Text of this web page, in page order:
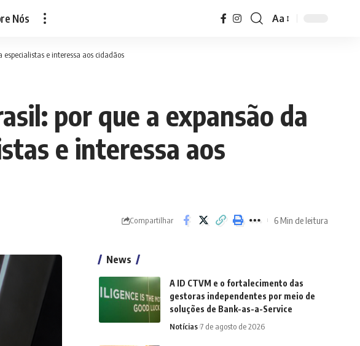
Nós
Font
Aa
e interessa aos cidadãos
por que a expansão da
e interessa aos
Compartilhar 6 Min de leitura
News
A ID CTVM e o fortalecimento das
gestoras independentes por meio de
soluções de Bank-as-a-Service
Notícias 7 de agosto de 2026